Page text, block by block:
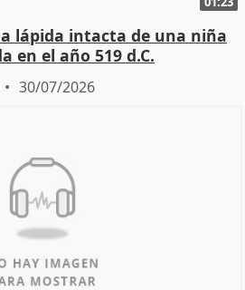
lápida intacta de una niña
en el año 519 d.C.
30/07/2026